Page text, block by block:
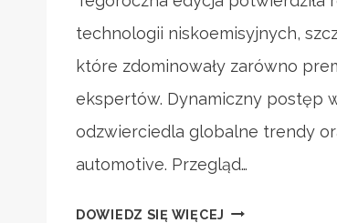
technologii niskoemisyjnych,
które zdominowały zarówno
ekspertów. Dynamiczny postęp
odzwierciedla globalne trendy
automotive. Przegląd…
DOWIEDZ SIĘ WIĘCEJ NOWOŚCI